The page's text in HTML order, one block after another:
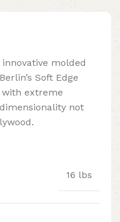
molded
Soft Edge
extreme
not
16 lbs